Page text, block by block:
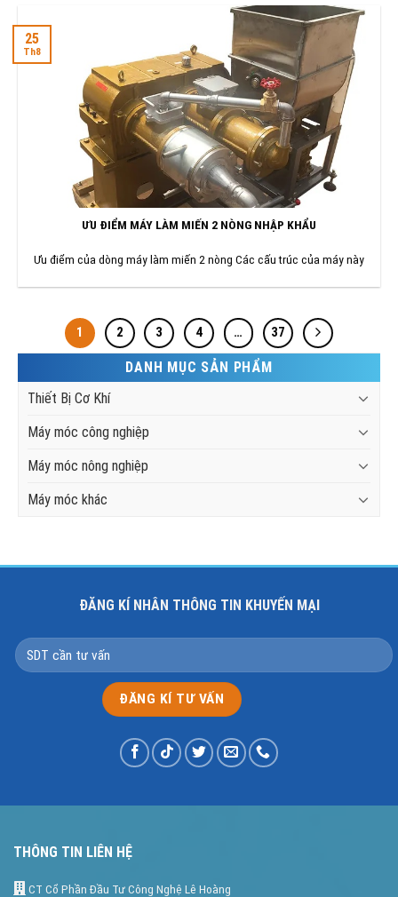
ƯU ĐIỂM MÁY LÀM MIẾN 2 NÒNG NHẬP KHẨU
Ưu điểm của dòng máy làm miến 2 nòng Các cấu trúc của máy này
25
Th8
1 2 3 4 … 37
DANH MỤC SẢN PHẨM
Thiết Bị Cơ Khí
Máy móc công nghiệp
Máy móc nông nghiệp
Máy móc khác
ĐĂNG KÍ NHÂN THÔNG TIN KHUYẾN MẠI
THÔNG TIN LIÊN HỆ
CT Cổ Phần Đầu Tư Công Nghệ Lê Hoàng